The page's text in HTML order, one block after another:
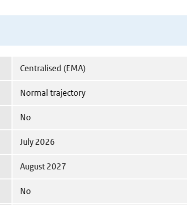
Centralised (EMA)
Normal trajectory
No
July 2026
August 2027
No